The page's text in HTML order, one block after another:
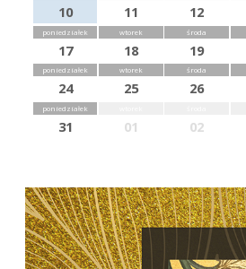
10 11 12
poniedziałek
17
wtorek
18
środa
19
poniedziałek
24
wtorek
25
środa
26
poniedziałek
31 01 02